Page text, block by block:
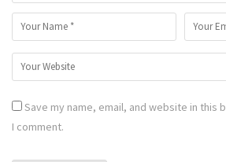
Save my name, email, and website in this
I comment.